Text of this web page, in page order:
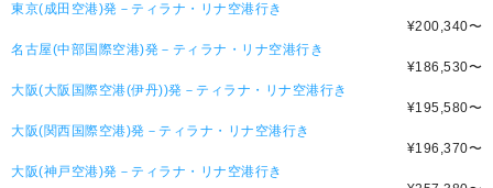
東京(成田空港)発－ティラナ・リナ空港行き
¥200,340〜
名古屋(中部国際空港)発－ティラナ・リナ空港行き
¥186,530〜
大阪(大阪国際空港(伊丹))発－ティラナ・リナ空港行き
¥195,580〜
大阪(関西国際空港)発－ティラナ・リナ空港行き
¥196,370〜
大阪(神戸空港)発－ティラナ・リナ空港行き